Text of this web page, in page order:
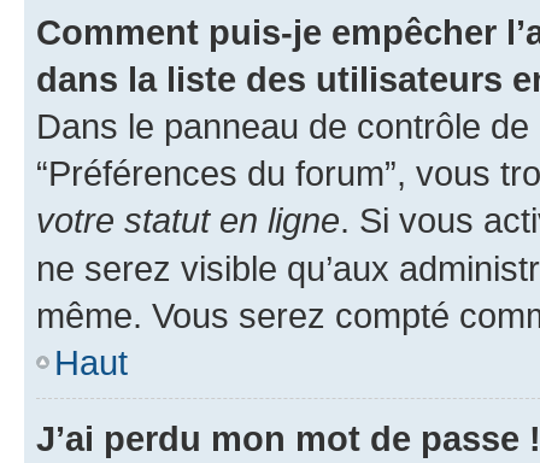
Comment puis-je empêcher
dans la liste des utilisateurs
Dans le panneau de contrôle
“Préférences du forum”, vous
votre statut en ligne. Si vous
ne serez visible qu’aux
même. Vous serez compté
Haut
J’ai perdu mon mot de passe !